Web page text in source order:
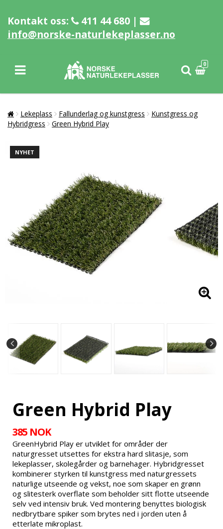
Kontakt oss:
411 44 680 |
info@norske-naturlekeplasser.no
0
Lekeplass Fallunderlag og kunstgress
Kunstgress og
Hybridgress
Green Hybrid Play
NYHET
Green Hybrid Play
385 NOK
GreenHybrid Play er utviklet for områder der
naturgresset utsettes for ekstra hard slitasje, som
lekeplasser, skolegårder og barnehager. Hybridgresset
kombinerer styrken til kunstgress med naturgressets
naturlige utseende og vekst, noe som skaper en grønn
og slitesterk overflate som beholder sitt flotte utseende
selv ved intensiv bruk. Ved montering benyttes biologisk
nedbrytbare spiker som brytes ned i jorden uten å
etterlate mikroplast.